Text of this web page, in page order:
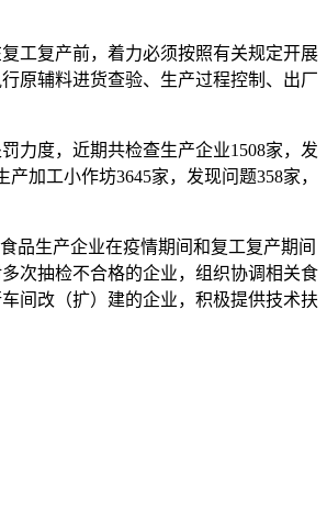
工复产前，着力必须按照有关规定开展
原辅料进货查验、生产过程控制、出厂
力度，近期共检查生产企业1508家，发
加工小作坊3645家，发现问题358家，
品生产企业在疫情期间和复工复产期间
次抽检不合格的企业，组织协调相关食
间改（扩）建的企业，积极提供技术扶